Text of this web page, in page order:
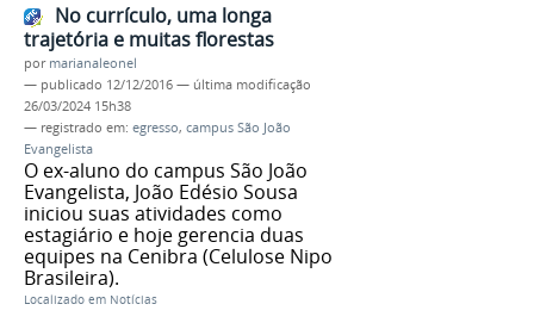
No currículo, uma longa
trajetória e muitas florestas
por marianaleonel
— publicado 12/12/2016 — última modificação
26/03/2024 15h38
— registrado em: egresso, campus São João
Evangelista
O ex-aluno do campus São João
Evangelista, João Edésio Sousa
iniciou suas atividades como
estagiário e hoje gerencia duas
equipes na Cenibra (Celulose Nipo
Brasileira).
Localizado em Notícias